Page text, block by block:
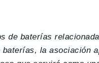
de baterías
la asociación